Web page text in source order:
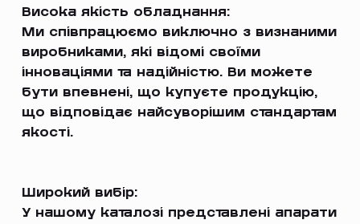
Висока якість обладнання:
Ми співпрацюємо виключно з визнаними
виробниками, які відомі своїми
інноваціями та надійністю. Ви можете
бути впевнені, що купуєте продукцію,
що відповідає найсуворішим стандартам
якості.
Широкий вибір:
У нашому каталозі представлені апарати